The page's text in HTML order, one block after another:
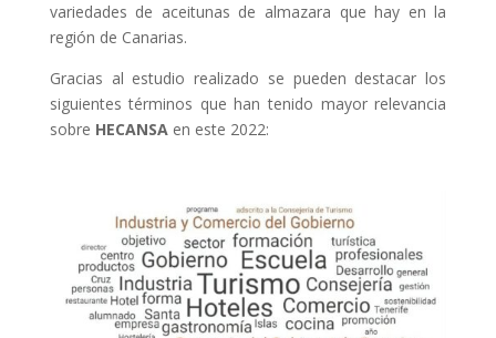
variedades de aceitunas de almazara que hay en la
región de Canarias.
Gracias al estudio realizado se pueden destacar los
siguientes términos que han tenido mayor relevancia
sobre HECANSAen este 2022: